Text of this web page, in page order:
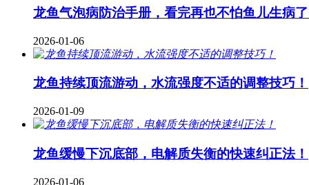
龙鱼气泡病防治手册，看完再也不怕鱼儿生病了
2026-01-06
龙鱼持续顶流游动，水流强度不适的调整技巧！
2026-01-09
龙鱼缓慢下沉底部，电解质失衡的快速纠正法！
2026-01-06